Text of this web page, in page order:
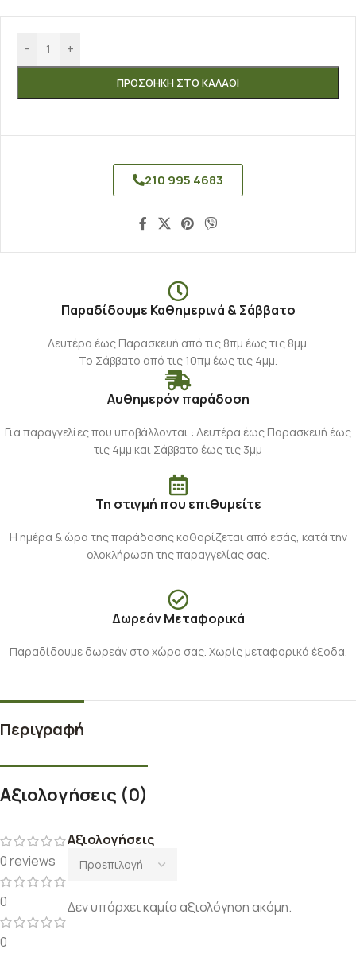
- +
ΠΡΟΣΘΉΚΗ ΣΤΟ ΚΑΛΆΘΙ
210 995 4683
Παραδίδουμε Καθημερινά & Σάββατο
Δευτέρα έως Παρασκευή από τις 8πμ έως τις 8μμ.
Το Σάββατο από τις 10πμ έως τις 4μμ.
Αυθημερόν παράδοση
Για παραγγελίες που υποβάλλονται : Δευτέρα έως Παρασκευή έως
τις 4μμ και Σάββατο έως τις 3μμ
Τη στιγμή που επιθυμείτε
Η ημέρα & ώρα της παράδοσης καθορίζεται από εσάς, κατά την
ολοκλήρωση της παραγγελίας σας.
Δωρεάν Μεταφορικά
Παραδίδουμε δωρεάν στο χώρο σας. Χωρίς μεταφορικά έξοδα.
Περιγραφή
Αξιολογήσεις (0)
0 reviews
0
0
Αξιολογήσεις
Δεν υπάρχει καμία αξιολόγηση ακόμη.